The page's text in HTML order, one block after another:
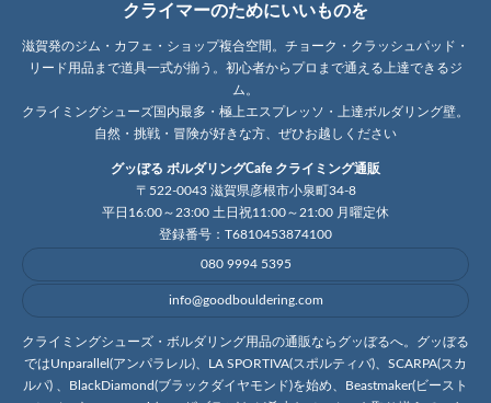
クライマーのためにいいものを
滋賀発のジム・カフェ・ショップ複合空間。チョーク・クラッシュパッド・
リード用品まで道具一式が揃う。初心者からプロまで通える上達できるジ
ム。
クライミングシューズ国内最多・極上エスプレッソ・上達ボルダリング壁。
自然・挑戦・冒険が好きな方、ぜひお越しください
グッぼる ボルダリングCafe クライミング通販
〒522-0043 滋賀県彦根市小泉町34-8
平日16:00～23:00 土日祝11:00～21:00 月曜定休
登録番号：T6810453874100
080 9994 5395
info@goodbouldering.com
クライミングシューズ・ボルダリング用品の通販ならグッぼるへ。グッぼる
ではUnparallel(アンパラレル)、LA SPORTIVA(スポルティバ)、SCARPA(スカ
ルパ) 、BlackDiamond(ブラックダイヤモンド)を始め、Beastmaker(ビースト